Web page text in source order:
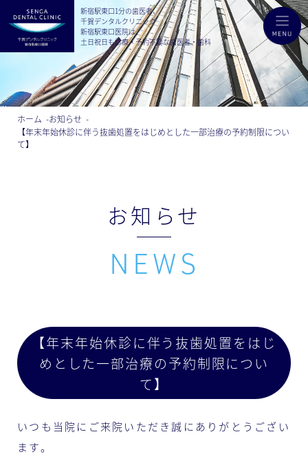
新宿駅東口1分の歯医者、
千賀デンタルクリニック
新宿駅東口医院は、
土日祝日も診療・予約不要な歯医者・歯科
ホーム
お知らせ
【年末年始休診に伴う抜歯処置をはじめとした一部治療の予約制限につい
て】
お知らせ
【年末年始休診に伴う抜歯処置をはじ
めとした一部治療の予約制限につい
て】
いつも当院にご来院いただき誠にありがとうござい
ます。